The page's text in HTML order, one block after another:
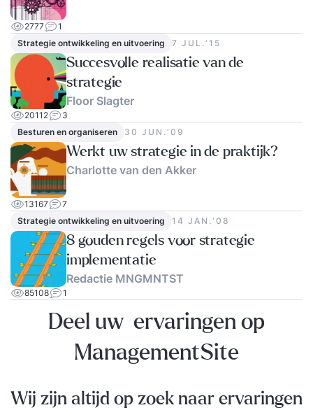
2777
1
Strategie ontwikkeling en uitvoering
7 JUL.‘15
Succesvolle realisatie van de
strategie
Floor Slagter
20112
3
Besturen en organiseren
30 JUN.‘09
Werkt uw strategie in de praktijk?
Charlotte van den Akker
13167
7
Strategie ontwikkeling en uitvoering
14 JAN.‘08
8 gouden regels voor strategie
implementatie
Redactie MNGMNTST
85108 1
Deel uw ervaringen op
ManagementSite
Wij zijn altijd op zoek naar ervaringen